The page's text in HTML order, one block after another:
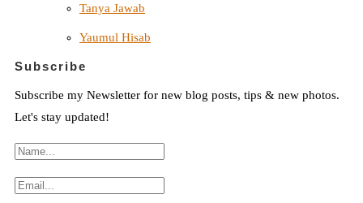
Tanya Jawab
Yaumul Hisab
Subscribe
Subscribe my Newsletter for new blog posts, tips & new photos.
Let's stay updated!